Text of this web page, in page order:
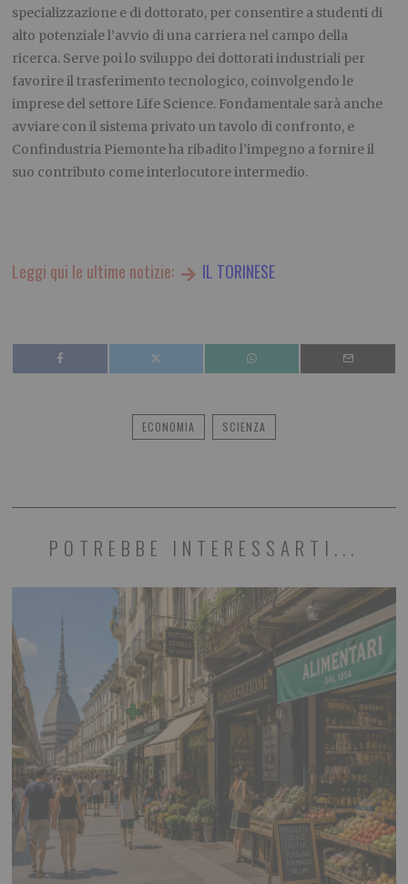
specializzazione e di dottorato, per consentire a studenti di
alto potenziale l’avvio di una carriera nel campo della
ricerca. Serve poi lo sviluppo dei dottorati industriali per
favorire il trasferimento tecnologico, coinvolgendo le
imprese del settore Life Science. Fondamentale sarà anche
avviare con il sistema privato un tavolo di confronto, e
Confindustria Piemonte ha ribadito l’impegno a fornire il
suo contributo come interlocutore intermedio.
Leggi qui le ultime notizie: IL TORINESE
ECONOMIA SCIENZA
POTREBBE INTERESSARTI...